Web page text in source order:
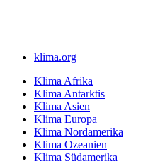
klima.org
Klima Afrika
Klima Antarktis
Klima Asien
Klima Europa
Klima Nordamerika
Klima Ozeanien
Klima Südamerika